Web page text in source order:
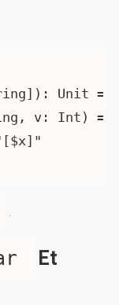
Unit =
v: Int) =
.
Et